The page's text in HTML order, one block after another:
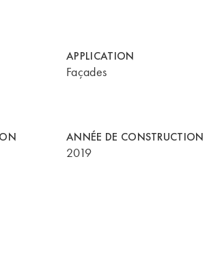
APPLICATION
Façades
ANNÉE DE CONSTRUCTION
2019